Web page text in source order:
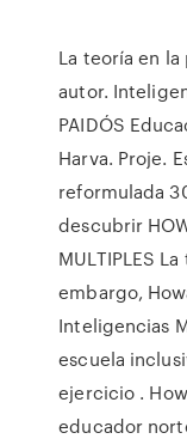
La teoría en
autor.
PAIDÓS
Harva. Proje.
reformulada
descubrir
MULTIPLES
embargo,
Inteligencias
escuela
ejercicio .
educador